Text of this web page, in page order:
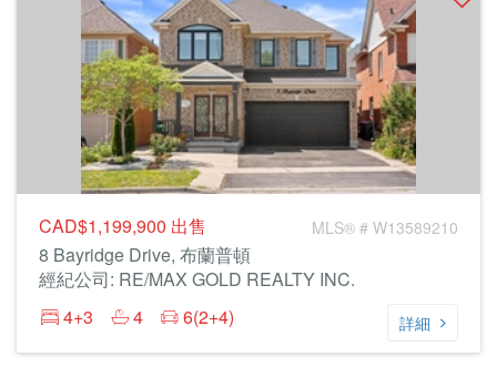
CAD$1,199,900 出售 MLS® # W13589210
8 Bayridge Drive, 布蘭普頓
經紀公司: RE/MAX GOLD REALTY INC.
4+3
4 6(2+4) 詳細